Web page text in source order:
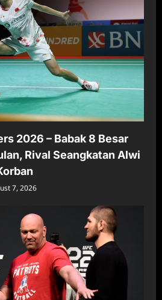
2026 – Babak 8 Besar
Rival Seangkatan Alwi
7, 2026